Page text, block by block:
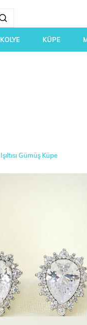
KOLYE KÜPE
Gümüş Küpe